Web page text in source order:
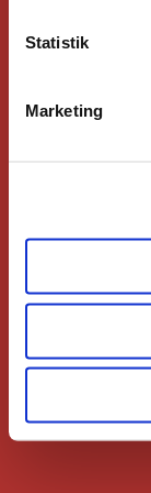
Statistik
Marketing